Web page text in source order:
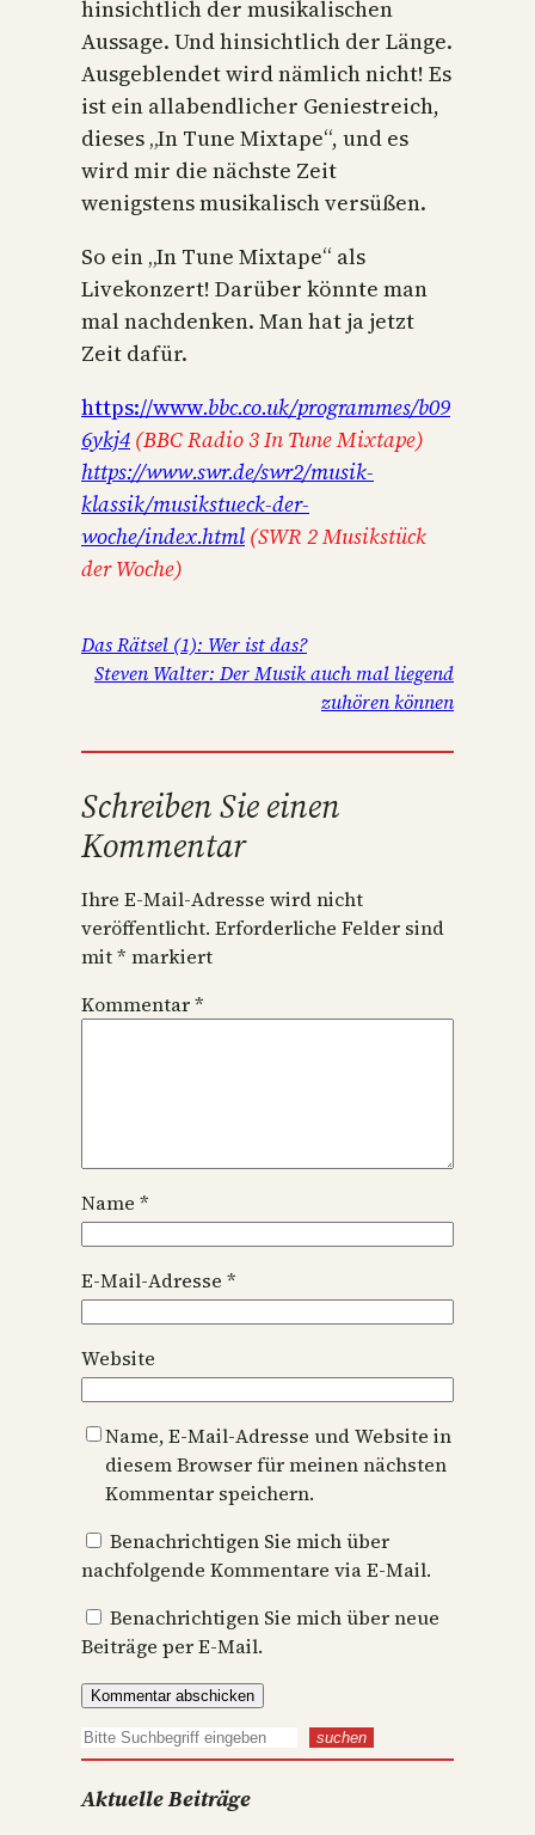
hinsichtlich der musikalischen
Aussage. Und hinsichtlich der Länge.
Ausgeblendet wird nämlich nicht! Es
ist ein allabendlicher Geniestreich,
dieses „In Tune Mixtape“, und es
wird mir die nächste Zeit
wenigstens musikalisch versüßen.
So ein „In Tune Mixtape“ als
Livekonzert! Darüber könnte man
mal nachdenken. Man hat ja jetzt
Zeit dafür.
https://www.bbc.co.uk/programmes/b09
6ykj4 (BBC Radio 3 In Tune Mixtape)
https://www.swr.de/swr2/musik-
klassik/musikstueck-der-
woche/index.html (SWR 2 Musikstück
der Woche)
Das Rätsel (1): Wer ist das?
Steven Walter: Der Musik auch mal liegend
zuhören können
Schreiben Sie einen
Kommentar
Ihre E-Mail-Adresse wird nicht
veröffentlicht. Erforderliche Felder sind
mit* markiert
Kommentar*
Name *
E-Mail-Adresse *
Website
Name, E-Mail-Adresse und Website in
diesem Browser für meinen nächsten
Kommentar speichern.
Benachrichtigen Sie mich über
nachfolgende Kommentare via E-Mail.
Benachrichtigen Sie mich über neue
Beiträge per E-Mail.
S
c
suchen
Aktuelle Beiträge